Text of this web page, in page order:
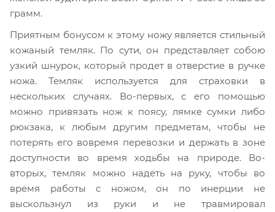
грамм.
Приятным бонусом к этому ножу является стильный
кожаный темляк. По сути, он представляет собою
узкий шнурок, который продет в отверстие в ручке
ножа. Темляк используется для страховки в
нескольких случаях. Во-первых, с его помощью
можно привязать нож к поясу, лямке сумки либо
рюкзака, к любым другим предметам, чтобы не
потерять его вовремя перевозки и держать в зоне
доступности во время ходьбы на природе. Во-
вторых, темляк можно надеть на руку, чтобы во
время работы с ножом, он по инерции не
выскользнул из руки и не травмировал